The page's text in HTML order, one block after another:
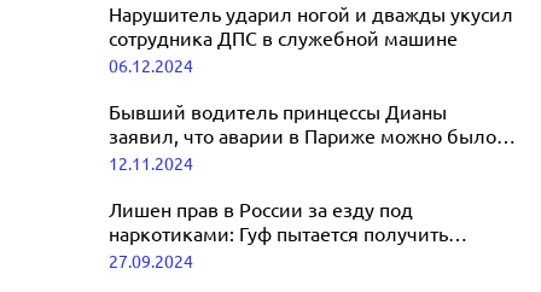
Нарушитель ударил ногой и дважды укусил
сотрудника ДПС в служебной машине
06.12.2024
Бывший водитель принцессы Дианы
заявил, что аварии в Париже можно было
избежать
12.11.2024
Лишен прав в России за езду под
наркотиками: Гуф пытается получить
водительское удостоверение в Таиланде
27.09.2024